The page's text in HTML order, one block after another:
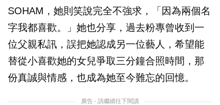
SOHAM，她則笑說完全不強求，「因為兩個名
字我都喜歡。」她也分享，過去粉專曾收到一
位父親私訊，誤把她認成另一位藝人，希望能
替從小喜歡她的女兒爭取三分鐘合照時間，那
份真誠與情感，也成為她至今難忘的回憶。
廣告 - 請繼續往下閱讀